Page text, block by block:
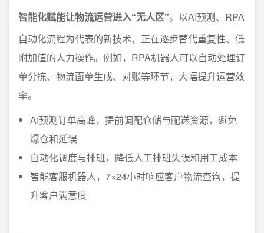
智能化赋能让物流运营进入“无人区”。以AI预测、RPA
自动化流程为代表的新技术，正在逐步替代重复性、低
附加值的人力操作。例如，RPA机器人可以自动处理订
单分拣、物流面单生成、对账等环节，大幅提升运营效
率。
AI预测订单高峰，提前调配仓储与配送资源，避免
爆仓和延误
自动化调度与排班，降低人工排班失误和用工成本
智能客服机器人，7×24小时响应客户物流查询，提
升客户满意度